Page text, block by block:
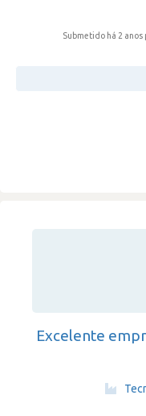
Submetido há 2 anos
Excelente